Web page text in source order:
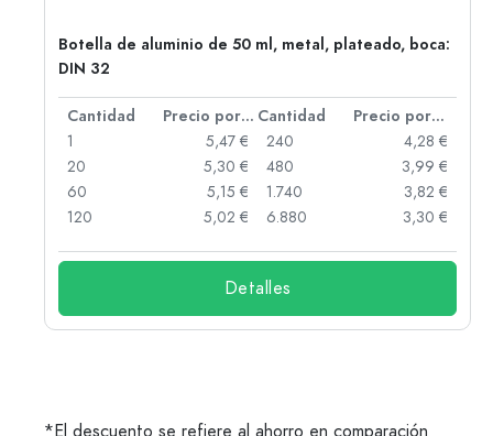
Botella de aluminio de 50 ml, metal, plateado, boca:
DIN 32
Cantidad Precio por unidad Cantidad
Precio por unidad
1
5,47 €
20
5,30 €
60
5,15 €
120
5,02 €
240
4,28 €
480
3,99 €
1.740
3,82 €
6.880
3,30 €
Detalles